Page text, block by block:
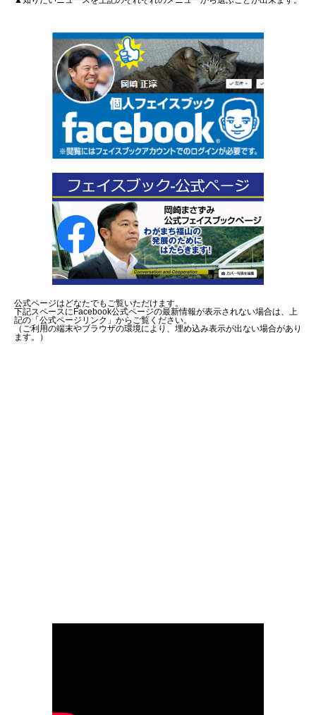
公式ページはどなたでもご覧いただけます。
下記スペースにFacebook公式ページの最新情報が表示されない場合は、上
記の「公式ページリンク」からご覧ください。
（ご利用の端末やブラウザの環境により、埋め込み表示が出ない場合があり
ます。）